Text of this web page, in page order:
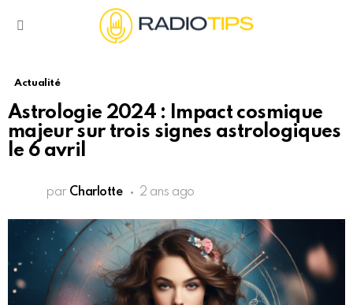
Actualité
Astrologie 2024 : Impact cosmique
majeur sur trois signes astrologiques
le 6 avril
par Charlotte 2 ans ago